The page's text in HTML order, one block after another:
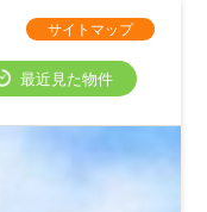
サイトマップ
最近見た物件